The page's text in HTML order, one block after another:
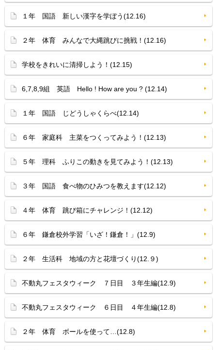
１年 国語 新しい漢字を学ぼう(12.16)
２年 体育 みんなで大縄跳びに挑戦！(12.16)
学校をきれいに清掃しよう！(12.15)
6,7,8,9組 英語 Hello ! How are you ? (12.14)
１年 国語 じどうしゃくらべ(12.14)
６年 家庭科 主菜をつくってみよう！(12.13)
５年 理科 ふりこの動きを見てみよう！(12.13)
３年 国語 食べ物のひみつを教えます(12.12)
４年 体育 跳び箱にチャレンジ！(12.12)
６年 鎌倉校外学習「いざ！鎌倉！」(12.9)
２年 生活科 地域の方と花壇づくり(12.９)
不動丸フェスタウィーク ７日目 ３年生編(12.9)
不動丸フェスタウィーク ６日目 ４年生編(12.8)
２年 体育 ボールを使って…(12.8)